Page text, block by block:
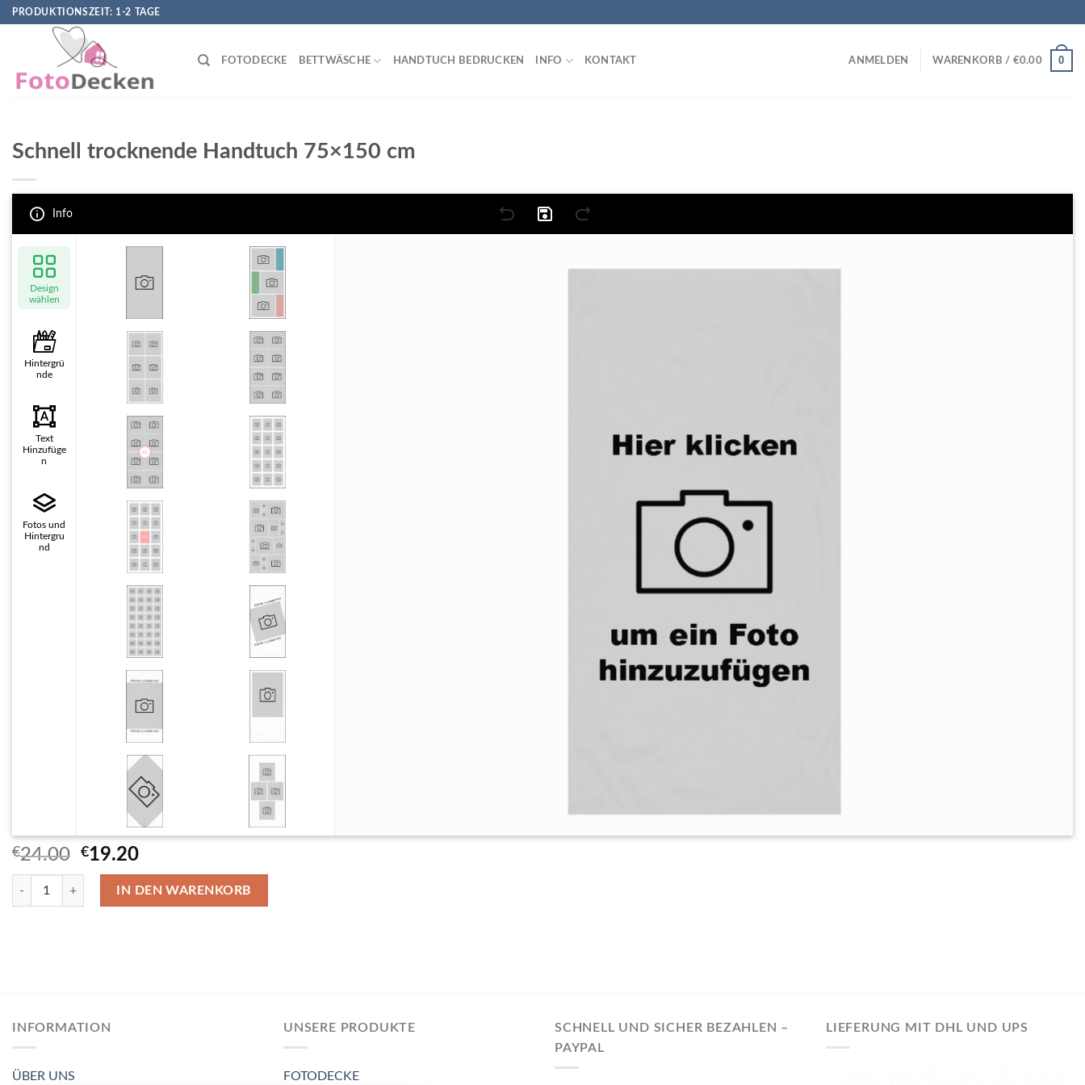
SkipPRODUKTIONSZEIT: 1-2 TAGE
FOTODECKE BETTWÄSCHE HANDTUCH BEDRUCKEN INFO KONTAKT ANMELDEN WARENKORB / €0.00 0
Schnell trocknende Handtuch 75×150 cm
Info
Design
wählen
Hintergrü
nde
Text
Hinzufüge
n
Fotos und
Hintergru
nd
€24.00 Ursprünglicher
Preis
war:
€24.00
€19.20Aktueller
Preis
ist:
€19.20.
Schnell trocknende Handtuch 75×150 cm Menge
IN DEN WARENKORB
INFORMATION
ÜBER UNS
UNSERE PRODUKTE
FOTODECKE
SCHNELL UND SICHER BEZAHLEN –
PAYPAL
LIEFERUNG MIT DHL UND UPS